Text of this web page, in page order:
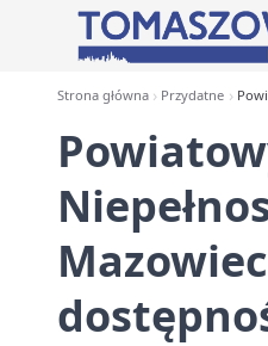
Strona główna Przydatne